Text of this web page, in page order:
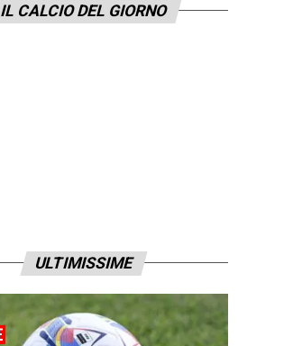
IL CALCIO DEL GIORNO
ULTIMISSIME